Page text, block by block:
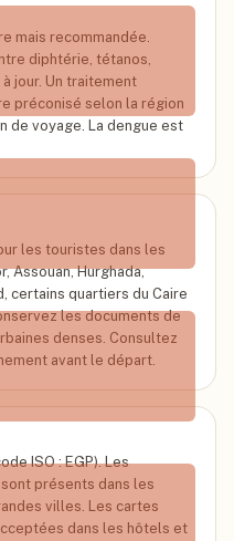
mais recommandée.
diphtérie, tétanos,
jour. Un traitement
préconisé selon la région
de voyage. La dengue est
les touristes dans les
Assouan, Hurghada,
certains quartiers du Caire
les documents de
denses. Consultez
avant le départ.
ISO : EGP). Les
présents dans les
villes. Les cartes
dans les hôtels et